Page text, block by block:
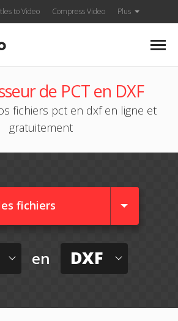
to Video Compress Video Plus
de PCT en DXF
fichiers pct en dxf en ligne et
gratuitement
fichiers
en DXF